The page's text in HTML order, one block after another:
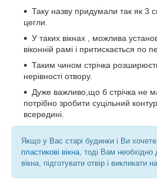
Таку назву придумали так як 3
цегли.
У таких вікнах , можлива
віконній рамі і притискається по
Таким чином стрічка
нерівності отвору.
Дуже важливо,що б стрічка не
потрібно зробити суцільний контур
всередині.
Якщо у Вас старі будинки і Ви
пластикові вікна, тоді Вам необхідно
вікна, підготувати отвір і викликати